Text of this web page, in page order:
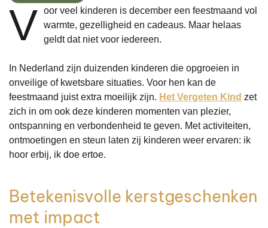
V oor veel kinderen is december een feestmaand vol
warmte, gezelligheid en cadeaus. Maar helaas
geldt dat niet voor iedereen.
In Nederland zijn duizenden kinderen die opgroeien in
onveilige of kwetsbare situaties. Voor hen kan de
feestmaand juist extra moeilijk zijn. Het Vergeten Kind zet
zich in om ook deze kinderen momenten van plezier,
ontspanning en verbondenheid te geven. Met activiteiten,
ontmoetingen en steun laten zij kinderen weer ervaren: ik
hoor erbij, ik doe ertoe.
Betekenisvolle kerstgeschenken
met impact